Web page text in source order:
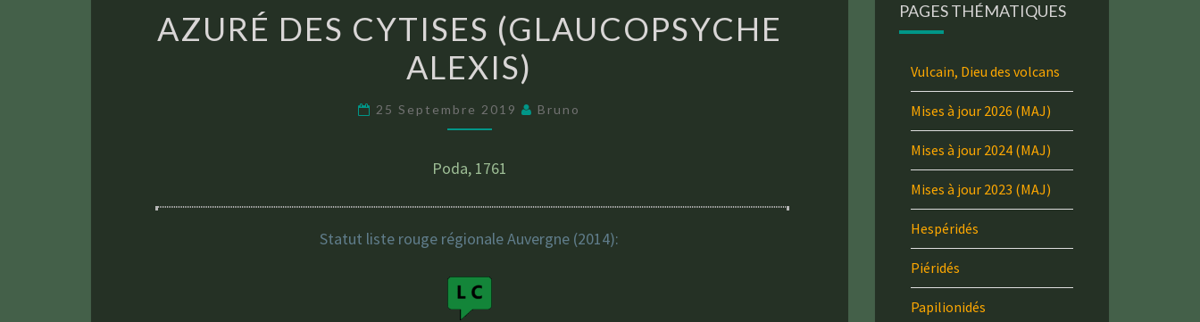
DES
CYTISES
(GLAUCOPSYCHE
ALEXIS)
AZURÉ DES CYTISES (GLAUCOPSYCHE
ALEXIS)
25 Septembre 2019 Bruno
Poda, 1761
Statut liste rouge régionale Auvergne (2014):
PAGES THÉMATIQUES
Vulcain, Dieu des volcans
Mises à jour 2026 (MAJ)
Mises à jour 2024 (MAJ)
Mises à jour 2023 (MAJ)
Hespéridés
Piéridés
Papilionidés